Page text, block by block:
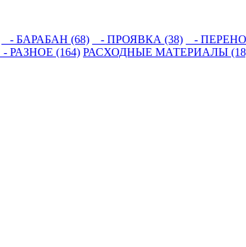
- БАРАБАН (68) - ПРОЯВКА (38) -
- РАЗНОЕ (164) РАСХОДНЫЕ МАТЕРИАЛЫ